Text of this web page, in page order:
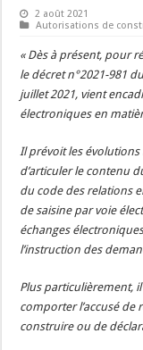
2 août 2021
Autorisations de
« Dès à présent, pour
le décret n°2021-981
juillet 2021, vient
électroniques en
Il prévoit les évolutions
d’articuler le contenu
du code des relations
de saisine par voie
échanges
l’instruction des
Plus particulièrement,
comporter l’accusé
construire ou de